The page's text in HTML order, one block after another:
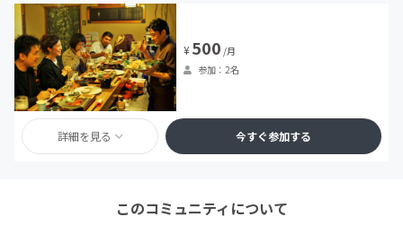
¥500 /月
参加：2名
詳細を見る 今すぐ参加する
このコミュニティについて